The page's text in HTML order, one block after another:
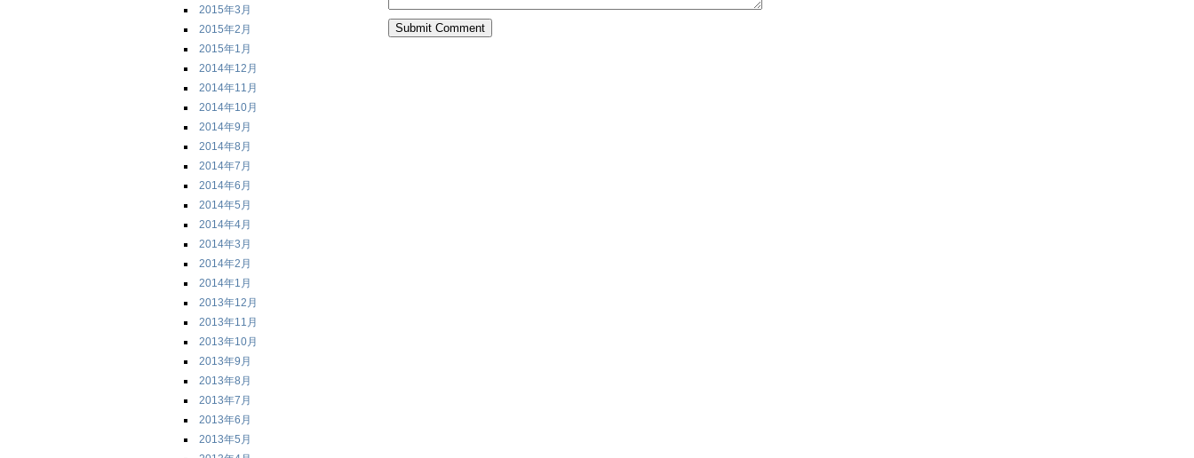
2015年3月
2015年2月
2015年1月
2014年12月
2014年11月
2014年10月
2014年9月
2014年8月
2014年7月
2014年6月
2014年5月
2014年4月
2014年3月
2014年2月
2014年1月
2013年12月
2013年11月
2013年10月
2013年9月
2013年8月
2013年7月
2013年6月
2013年5月